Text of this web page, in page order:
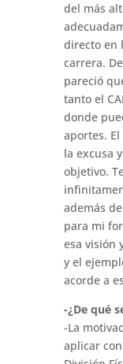
del más
directo en
carrera.
pareció
tanto el
donde
aportes.
la excusa
objetivo.
además
para mi
esa visión
y el
acorde a
-¿De qué
-La
aplicar